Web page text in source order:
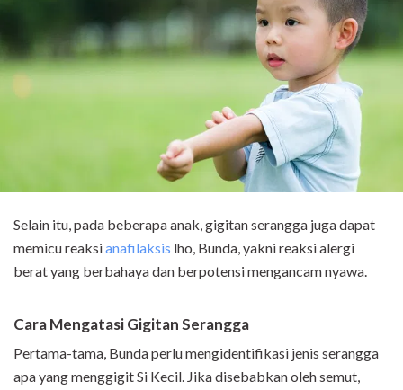
Selain itu, pada beberapa anak, gigitan serangga juga dapat
memicu reaksianafilaksis lho, Bunda, yakni reaksi alergi
berat yang berbahaya dan berpotensi mengancam nyawa.
Cara Mengatasi Gigitan Serangga
Pertama-tama, Bunda perlu mengidentifikasi jenis serangga
apa yang menggigit Si Kecil. Jika disebabkan oleh semut,